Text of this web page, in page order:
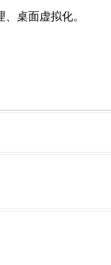
桌面虚拟化。